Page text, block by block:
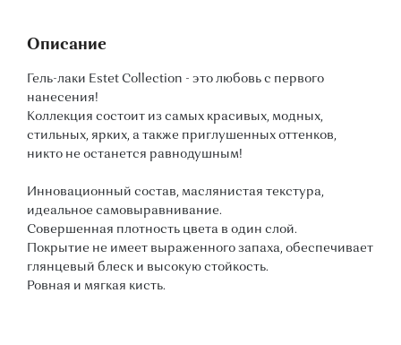
Описание
Гель-лаки Estet Collection - это любовь с первого
нанесения!
Коллекция состоит из самых красивых, модных,
стильных, ярких, а также приглушенных оттенков,
никто не останется равнодушным!
Инновационный состав, маслянистая текстура,
идеальное самовыравнивание.
Совершенная плотность цвета в один слой.
Покрытие не имеет выраженного запаха, обеспечивает
глянцевый блеск и высокую стойкость.
Ровная и мягкая кисть.